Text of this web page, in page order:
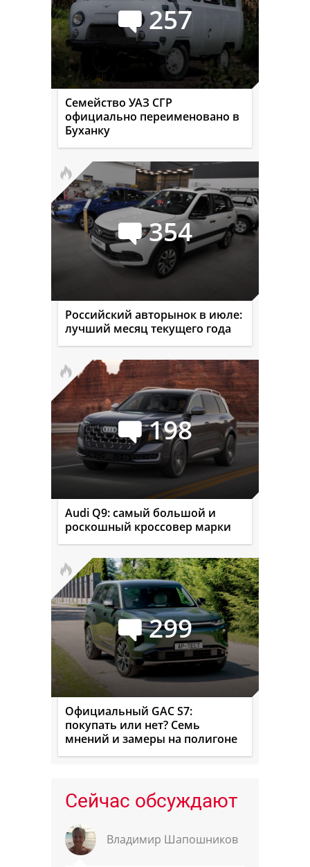
257
Семейство УАЗ СГР
официально переименовано в
Буханку
354
Российский авторынок в июле:
лучший месяц текущего года
198
Audi Q9: самый большой и
роскошный кроссовер марки
299
Официальный GAC S7:
покупать или нет? Семь
мнений и замеры на полигоне
Сейчас обсуждают
Владимир Шапошников